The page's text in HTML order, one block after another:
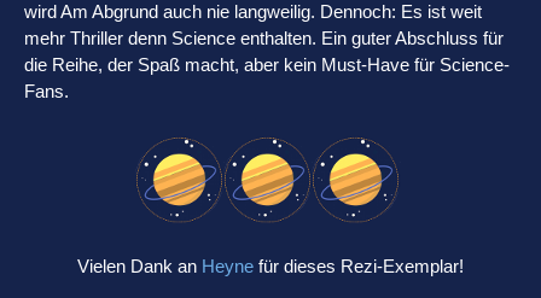
wird Am Abgrund auch nie langweilig. Dennoch: Es ist weit
mehr Thriller denn Science enthalten. Ein guter Abschluss für
die Reihe, der Spaß macht, aber kein Must-Have für Science-
Fans.
Vielen Dank an Heyne für dieses Rezi-Exemplar!